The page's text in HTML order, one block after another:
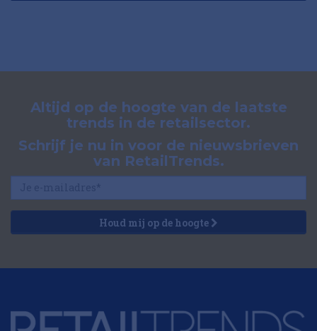
Altijd op de hoogte van de laatste
trends in de retailsector.
Schrijf je nu in voor de nieuwsbrieven
van RetailTrends.
Houd mij op de hoogte